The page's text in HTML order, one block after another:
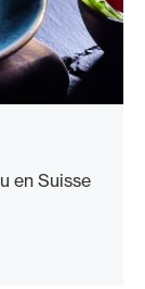
en Suisse